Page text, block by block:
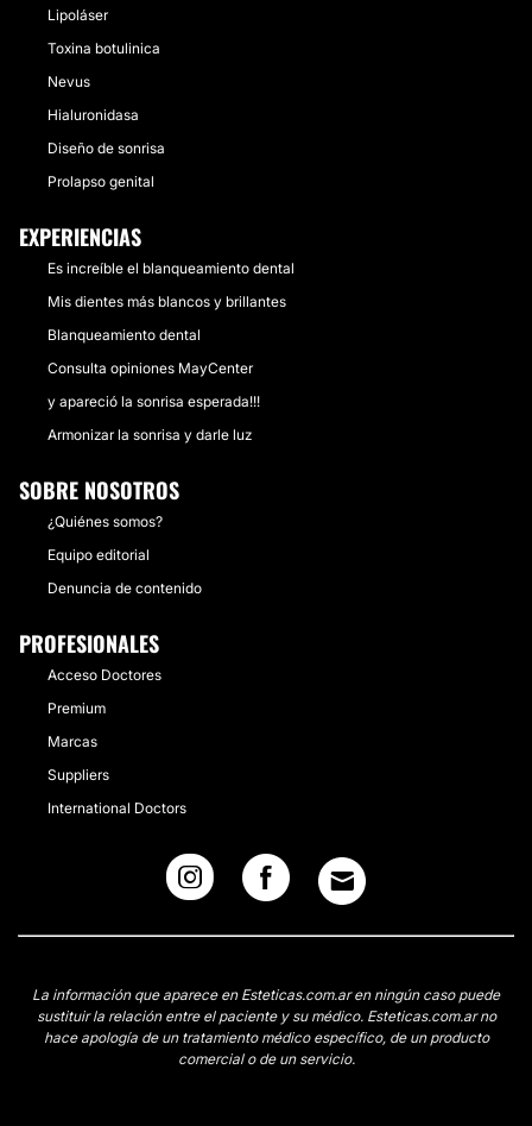
Lipoláser
Toxina botulinica
Nevus
Hialuronidasa
Diseño de sonrisa
Prolapso genital
EXPERIENCIAS
Es increíble el blanqueamiento dental
Mis dientes más blancos y brillantes
Blanqueamiento dental
Consulta opiniones MayCenter
y apareció la sonrisa esperada!!!
Armonizar la sonrisa y darle luz
SOBRE NOSOTROS
¿Quiénes somos?
Equipo editorial
Denuncia de contenido
PROFESIONALES
Acceso Doctores
Premium
Marcas
Suppliers
International Doctors
La información que aparece en Esteticas.com.ar en ningún caso puede
sustituir la relación entre el paciente y su médico. Esteticas.com.ar no
hace apología de un tratamiento médico específico, de un producto
comercial o de un servicio.